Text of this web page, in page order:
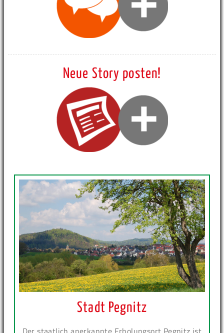
Neue Story posten!
Stadt Pegnitz